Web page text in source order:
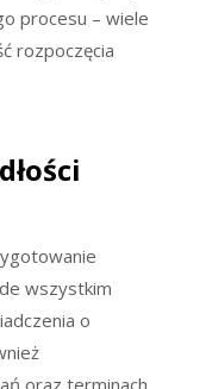
procesu – wiele
rozpoczęcia
wszystkim
o
oraz terminach